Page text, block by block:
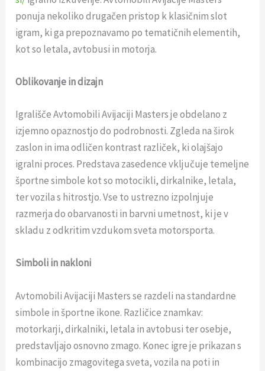
ponuja nekoliko drugačen pristop k klasičnim slot
igram, ki ga prepoznavamo po tematičnih elementih,
kot so letala, avtobusi in motorja.
Oblikovanje in dizajn
Igrališče Avtomobili Avijaciji Masters je obdelano z
izjemno opaznostjo do podrobnosti. Zgleda na širok
zaslon in ima odličen kontrast različek, ki olajšajo
igralni proces. Predstava zasedence vključuje temeljne
športne simbole kot so motocikli, dirkalnike, letala,
ter vozila s hitrostjo. Vse to ustrezno izpolnjuje
razmerja do obarvanosti in barvni umetnost, ki je v
skladu z odkritim vzdukom sveta motorsporta.
Simboli in nakloni
Avtomobili Avijaciji Masters se razdeli na standardne
simbole in športne ikone. Različice znamkav:
motorkarji, dirkalniki, letala in avtobusi ter osebje,
predstavljajo osnovno zmago. Konec igre je prikazan s
kombinacijo zmagovitega sveta, vozila na poti in